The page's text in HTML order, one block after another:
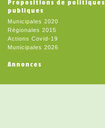
Propositions de politiques
publiques
Municipales 2020
Régionales 2015
Actions Covid-19
Municipales 2026
Annonces